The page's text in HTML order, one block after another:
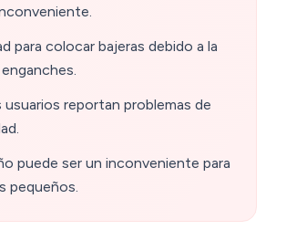
para colocar bajeras debido a la
usuarios reportan problemas de
puede ser un inconveniente para
pequeños.